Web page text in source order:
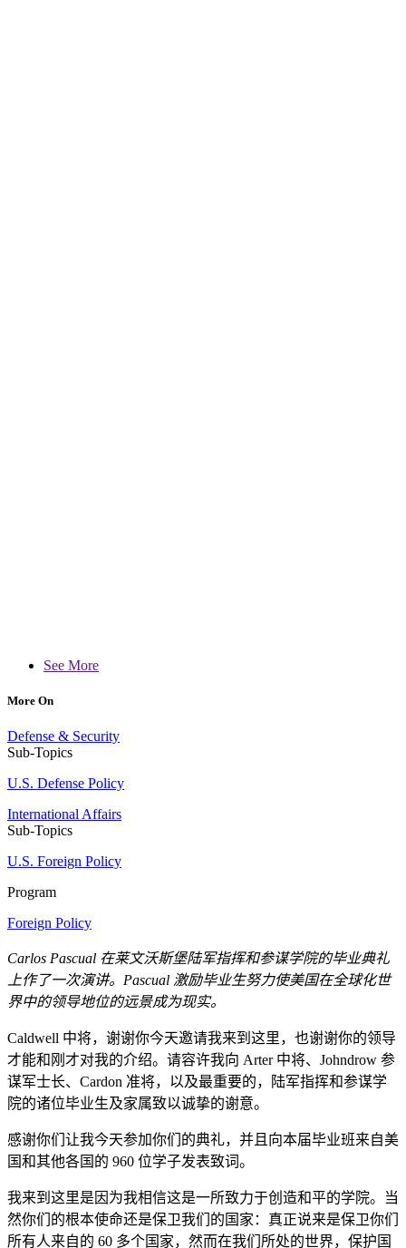
See More
More On
Defense & Security
Sub-Topics
U.S. Defense Policy
International Affairs
Sub-Topics
U.S. Foreign Policy
Program
Foreign Policy
Carlos Pascual 在莱文沃斯堡陆军指挥和参谋学院的毕业典礼
上作了一次演讲。Pascual 激励毕业生努力使美国在全球化世
界中的领导地位的远景成为现实。
Caldwell 中将，谢谢你今天邀请我来到这里，也谢谢你的领导
才能和刚才对我的介绍。请容许我向 Arter 中将、Johndrow 参
谋军士长、Cardon 准将，以及最重要的，陆军指挥和参谋学
院的诸位毕业生及家属致以诚挚的谢意。
感谢你们让我今天参加你们的典礼，并且向本届毕业班来自美
国和其他各国的 960 位学子发表致词。
我来到这里是因为我相信这是一所致力于创造和平的学院。当
然你们的根本使命还是保卫我们的国家：真正说来是保卫你们
所有人来自的 60 多个国家，然而在我们所处的世界，保护国